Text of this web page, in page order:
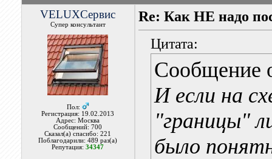
VELUXСервис
Супер консультант
Пол:
Регистрация: 19.02.2013
Адрес: Москва
Сообщений: 700
Сказал(а) спасибо: 221
Поблагодарили: 489 раз(а)
Репутация:34347
Re: Как НЕ надо
Цитата:
Сообщение
И если на
"границы"
было